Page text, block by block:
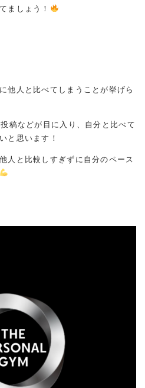
ましょう！
他人と比べてしまうことが挙げら
稿などが目に入り、自分と比べて
と思います！
人と比較しすぎずに自分のペース